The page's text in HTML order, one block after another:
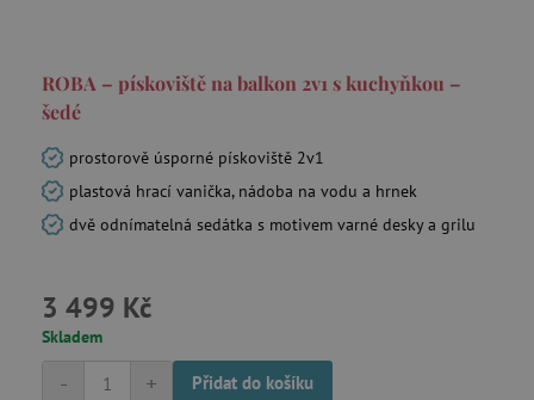
ROBA – pískoviště na balkon 2v1 s kuchyňkou –
šedé
prostorově úsporné pískoviště 2v1
plastová hrací vanička, nádoba na vodu a hrnek
dvě odnímatelná sedátka s motivem varné desky a grilu
3 499 Kč
Skladem
+
- Přidat do košíku